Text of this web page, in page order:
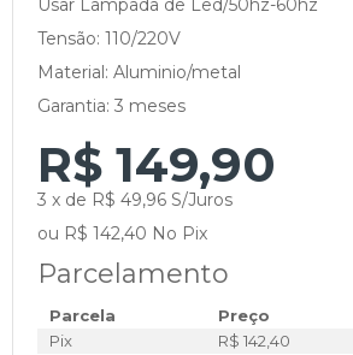
Usar Lâmpada de Led/50hz-60hz
Tensão: 110/220V
Material: Aluminio/metal
Garantia: 3 meses
R$ 149,90
3 x de R$ 49,96 S/Juros
ou R$ 142,40 No Pix
Parcelamento
Parcela
Preço
Pix
R$ 142,40